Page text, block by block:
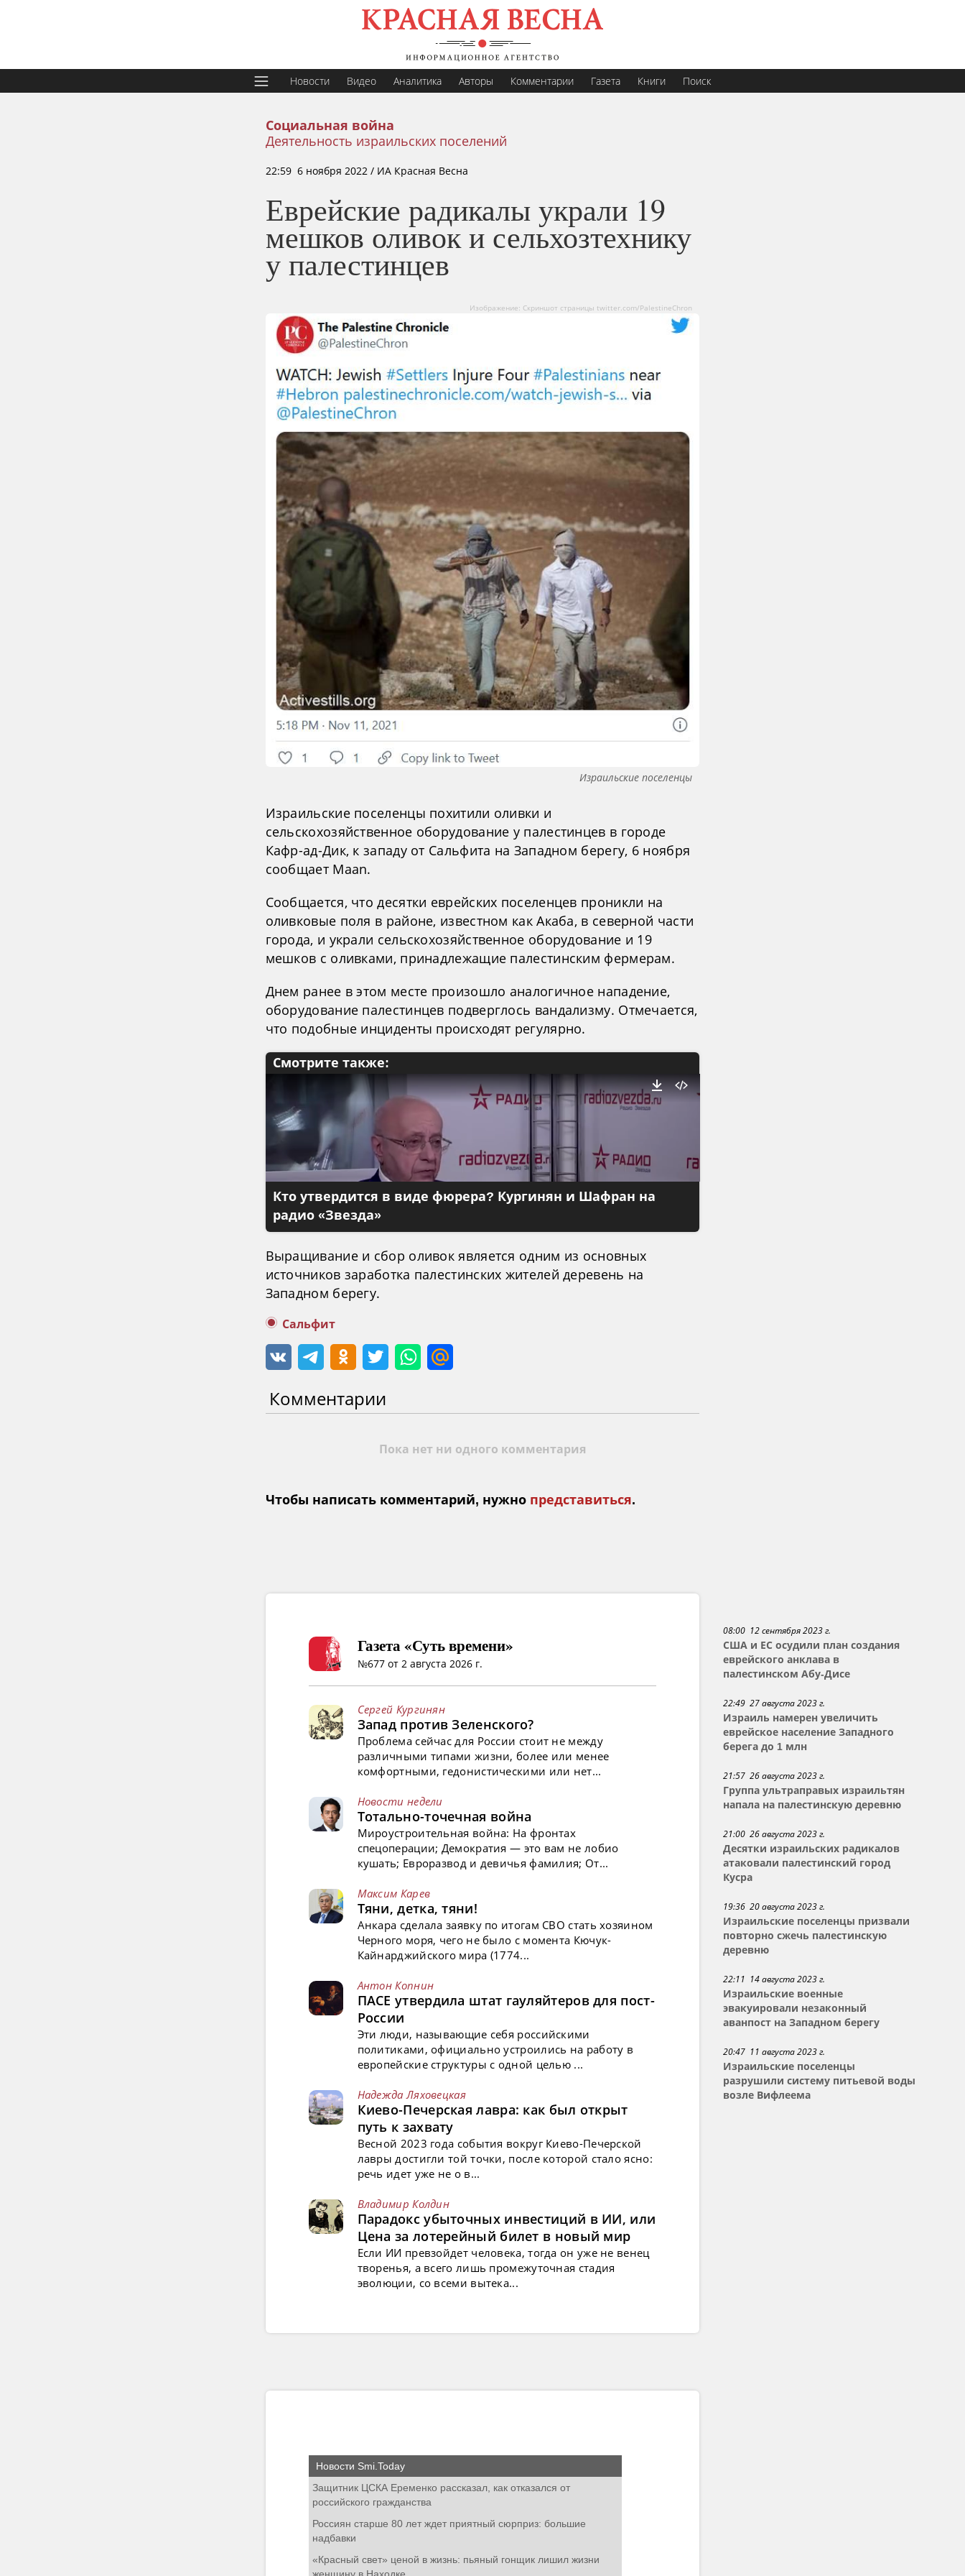
Новости Видео Аналитика Авторы Комментарии Газета Книги Поиск
Социальная война
Деятельность израильских поселений
22:59 6 ноября 2022 / ИА Красная Весна
Еврейские радикалы украли 19
мешков оливок и сельхозтехнику
у палестинцев
Изображение: Скриншот страницы twitter.com/PalestineChron
Израильские поселенцы
Израильские поселенцы похитили оливки и
сельскохозяйственное оборудование у палестинцев в городе
Кафр-ад-Дик, к западу от Сальфита на Западном берегу, 6 ноября
сообщает Maan.
Сообщается, что десятки еврейских поселенцев проникли на
оливковые поля в районе, известном как Акаба, в северной части
города, и украли сельскохозяйственное оборудование и 19
мешков с оливками, принадлежащие палестинским фермерам.
Днем ранее в этом месте произошло аналогичное нападение,
оборудование палестинцев подверглось вандализму. Отмечается,
что подобные инциденты происходят регулярно.
Смотрите также:
Кто утвердится в виде фюрера? Кургинян и Шафран на
радио «Звезда»
Выращивание и сбор оливок является одним из основных
источников заработка палестинских жителей деревень на
Западном берегу.
Сальфит
Комментарии
Пока нет ни одного комментария
Чтобы написать комментарий, нужно представиться.
08:00 12 сентября 2023 г.
США и ЕС осудили план создания
еврейского анклава в
палестинском Абу-Дисе
22:49 27 августа 2023 г.
Израиль намерен увеличить
еврейское население Западного
берега до 1 млн
21:57 26 августа 2023 г.
Группа ультраправых израильтян
напала на палестинскую деревню
21:00 26 августа 2023 г.
Десятки израильских радикалов
атаковали палестинский город
Кусра
19:36 20 августа 2023 г.
Израильские поселенцы призвали
повторно сжечь палестинскую
деревню
22:11 14 августа 2023 г.
Израильские военные
эвакуировали незаконный
аванпост на Западном берегу
20:47 11 августа 2023 г.
Израильские поселенцы
разрушили систему питьевой воды
возле Вифлеема
Газета «Суть времени»
№677 от 2 августа 2026 г.
Сергей Кургинян
Запад против Зеленского?
Проблема сейчас для России стоит не между
различными типами жизни, более или менее
комфортными, гедонистическими или нет...
Новости недели
Тотально-точечная война
Мироустроительная война: На фронтах
спецоперации; Демократия — это вам не лобио
кушать; Евроразвод и девичья фамилия; От...
Максим Карев
Тяни, детка, тяни!
Анкара сделала заявку по итогам СВО стать хозяином
Черного моря, чего не было с момента Кючук-
Кайнарджийского мира (1774...
Антон Копнин
ПАСЕ утвердила штат гауляйтеров для пост-
России
Эти люди, называющие себя российскими
политиками, официально устроились на работу в
европейские структуры с одной целью ...
Надежда Ляховецкая
Киево-Печерская лавра: как был открыт
путь к захвату
Весной 2023 года события вокруг Киево-Печерской
лавры достигли той точки, после которой стало ясно:
речь идет уже не о в...
Владимир Колдин
Парадокс убыточных инвестиций в ИИ, или
Цена за лотерейный билет в новый мир
Если ИИ превзойдет человека, тогда он уже не венец
творенья, а всего лишь промежуточная стадия
эволюции, со всеми вытека...